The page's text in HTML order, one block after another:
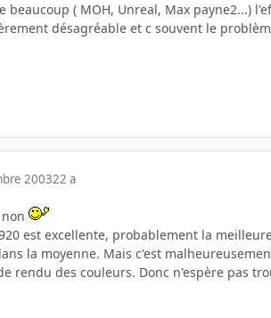
beaucoup ( MOH, Unreal, Max payne2...)
désagréable et c souvent le
200322 a
est excellente, probablement la
la moyenne. Mais c'est
rendu des couleurs. Donc n'espère pas